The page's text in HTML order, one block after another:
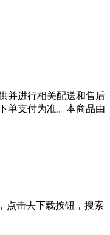
并进行相关配送和售后
单支付为准。本商品由
点击去下载按钮，搜索